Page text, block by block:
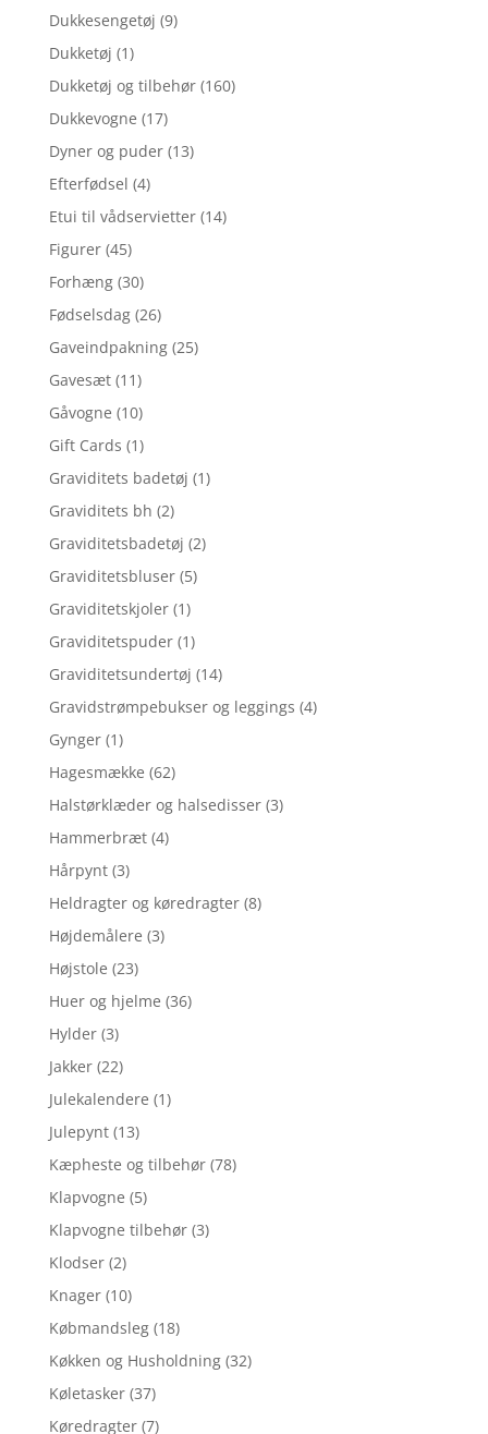
Dukkesengetøj (9)
Dukketøj (1)
Dukketøj og tilbehør (160)
Dukkevogne (17)
Dyner og puder (13)
Efterfødsel (4)
Etui til vådservietter (14)
Figurer (45)
Forhæng (30)
Fødselsdag (26)
Gaveindpakning (25)
Gavesæt (11)
Gåvogne (10)
Gift Cards (1)
Graviditets badetøj (1)
Graviditets bh (2)
Graviditetsbadetøj (2)
Graviditetsbluser (5)
Graviditetskjoler (1)
Graviditetspuder (1)
Graviditetsundertøj (14)
Gravidstrømpebukser og leggings (4)
Gynger (1)
Hagesmække (62)
Halstørklæder og halsedisser (3)
Hammerbræt (4)
Hårpynt (3)
Heldragter og køredragter (8)
Højdemålere (3)
Højstole (23)
Huer og hjelme (36)
Hylder (3)
Jakker (22)
Julekalendere (1)
Julepynt (13)
Kæpheste og tilbehør (78)
Klapvogne (5)
Klapvogne tilbehør (3)
Klodser (2)
Knager (10)
Købmandsleg (18)
Køkken og Husholdning (32)
Køletasker (37)
Køredragter (7)